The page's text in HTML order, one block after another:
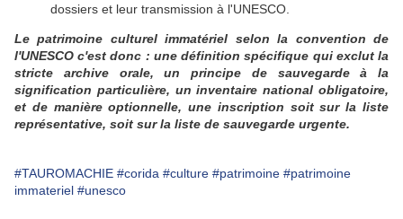
dossiers et leur transmission à l'UNESCO.
Le patrimoine culturel immatériel selon la convention de
l'UNESCO c'est donc : une définition spécifique qui exclut la
stricte archive orale, un principe de sauvegarde à la
signification particulière, un inventaire national obligatoire,
et de manière optionnelle, une inscription soit sur la liste
représentative, soit sur la liste de sauvegarde urgente.
#TAUROMACHIE #corida #culture #patrimoine #patrimoine
immateriel #unesco